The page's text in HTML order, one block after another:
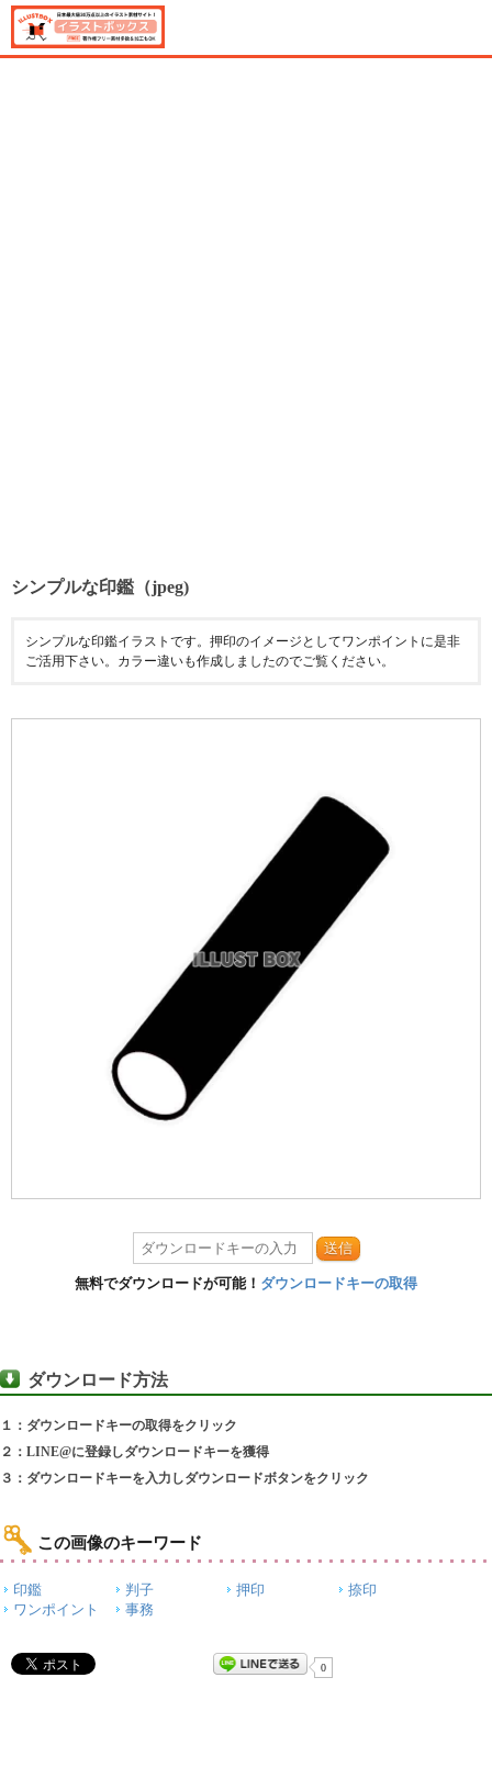
シンプルな印鑑（jpeg)
シンプルな印鑑イラストです。押印のイメージとしてワンポイントに是非
ご活用下さい。カラー違いも作成しましたのでご覧ください。
送信
無料でダウンロードが可能！ ダウンロードキーの取得
ダウンロード方法
１：ダウンロードキーの取得をクリック
２：LINE@に登録しダウンロードキーを獲得
３：ダウンロードキーを入力しダウンロードボタンをクリック
この画像のキーワード
印鑑 判子 押印
捺印
ワンポイント
事務
0